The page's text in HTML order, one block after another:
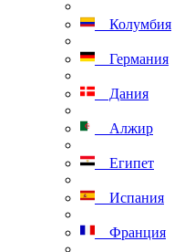
Колумбия
Германия
Дания
Алжир
Египет
Испания
Франция